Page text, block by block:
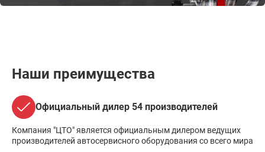
Наши преимущества
Официальный дилер 54 производителей
Компания "ЦТО" является официальным дилером ведущих
производителей автосервисного оборудования со всего мира